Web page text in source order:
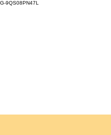
G-9QS08PN47L